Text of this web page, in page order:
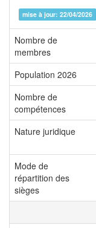
mise à jour: 22/04/2026
Nombre de
membres
Population 2026
Nombre de
compétences
Nature juridique
Mode de
répartition des
sièges